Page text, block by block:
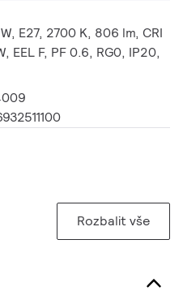
E27, 2700 K, 806 lm, CRI
EEL F, PF 0.6, RG0, IP20,
Rozbalit vše